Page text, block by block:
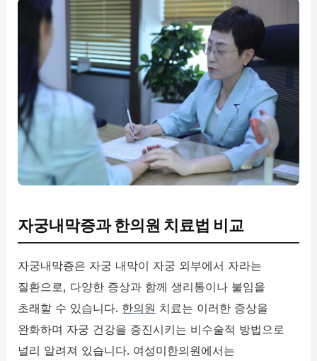
자궁내막증과 한의원 치료법 비교
자궁내막증은 자궁 내막이 자궁 외부에서 자라는
질환으로, 다양한 증상과 함께 생리통이나 불임을
초래할 수 있습니다. 한의원 치료는 이러한 증상을
완화하며 자궁 건강을 증진시키는 비수술적 방법으로
널리 알려져 있습니다. 여성미한의원에서는